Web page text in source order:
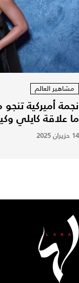
مشاهير العالم
نجمة أميركية
ما علاقة كايلي
14 حزيران 2025